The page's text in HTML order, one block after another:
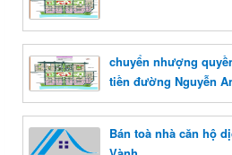
chuyển nhượng
tiền đường Nguyễn
Bán toà nhà căn hộ